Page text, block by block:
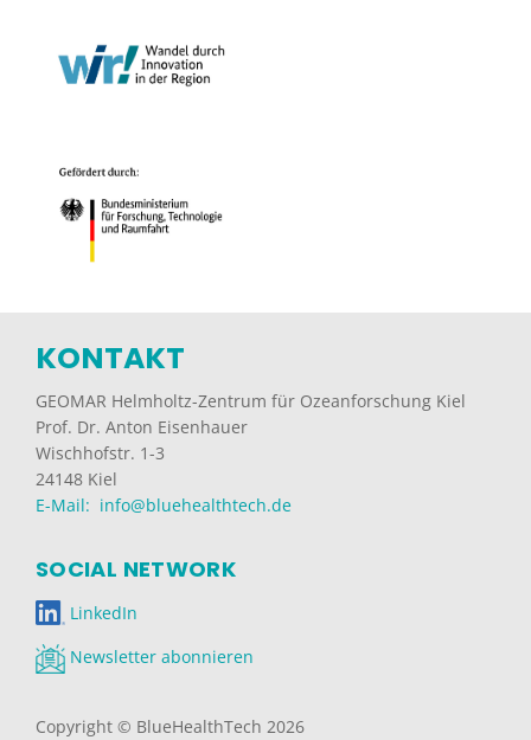
KONTAKT
GEOMAR Helmholtz-Zentrum für Ozeanforschung Kiel
Prof. Dr. Anton Eisenhauer
Wischhofstr. 1-3
24148 Kiel
E-Mail: info@bluehealthtech.de
SOCIAL NETWORK
LinkedIn
Newsletter abonnieren
Copyright © BlueHealthTech 2026